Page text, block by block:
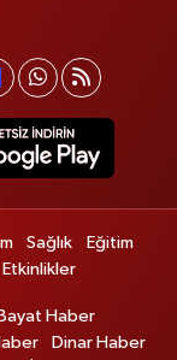
Sağlık
Eğitim
Etkinlikler
Bayat Haber
Dinar Haber